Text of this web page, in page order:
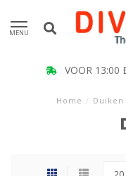
MENU
Home / Duiken